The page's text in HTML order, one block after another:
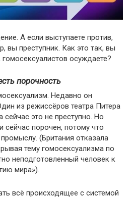
А если выступаете против,
вы преступник. Как это так, вы
осуждаете?
порочность
Недавно он
из режиссёров театра Питера
это не преступно. Но
сейчас порочен, потому что
(Британия отказала
тему гомосексуализма по
неподготовленный человек к
мира»).
всё происходящее с системой